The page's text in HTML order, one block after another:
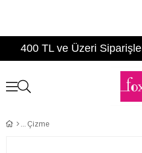
400 TL ve Üzeri
Çizme